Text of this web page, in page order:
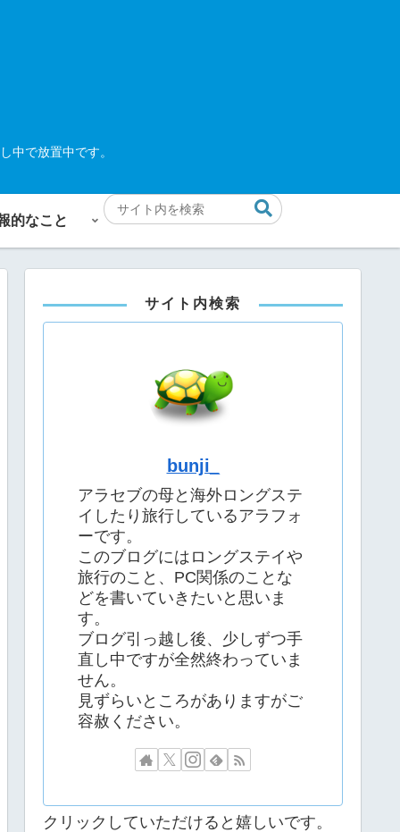
中で放置中です。
的なこと
サイト内検索
bunji_
アラセブの母と海外ロングステ
イしたり旅行しているアラフォ
ーです。
このブログにはロングステイや
旅行のこと、PC関係のことな
どを書いていきたいと思いま
す。
ブログ引っ越し後、少しずつ手
直し中ですが全然終わっていま
せん。
見ずらいところがありますがご
容赦ください。
クリックしていただけると嬉しいです。